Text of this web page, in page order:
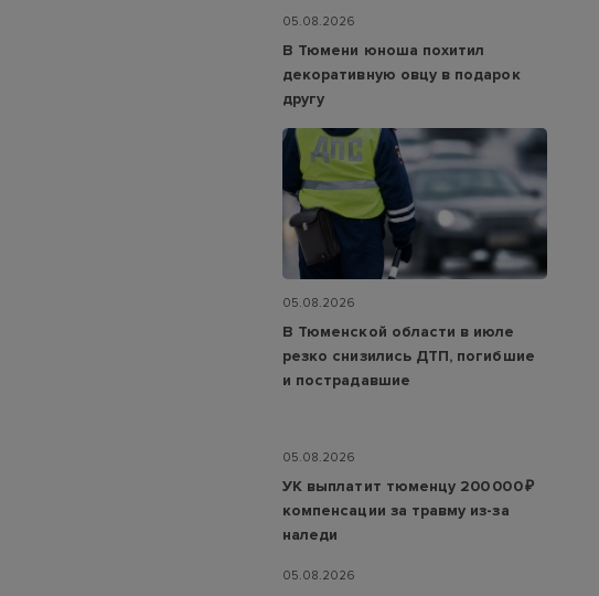
05.08.2026
В Тюмени юноша похитил
декоративную овцу в подарок
другу
05.08.2026
В Тюменской области в июле
резко снизились ДТП, погибшие
и пострадавшие
05.08.2026
УК выплатит тюменцу 200 000 ₽
компенсации за травму из-за
наледи
05.08.2026